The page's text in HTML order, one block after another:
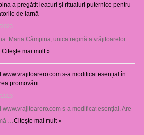
a pregătit leacuri și ritualuri puternice pentru
de iarnă
2023
Maria Câmpina, unica regină a vrăjitoarelor
Citeşte mai mult »
www.vrajitoarero.com s-a modificat esențial în
promovării
www.vrajitoarero.com s-a modificat esențial. Are
… Citeşte mai mult »